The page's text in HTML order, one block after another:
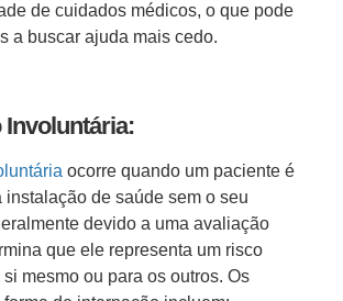
de cuidados médicos, o que pode
a buscar ajuda mais cedo.
Involuntária:
ocorre quando um paciente é
instalação de saúde sem o seu
devido a uma avaliação
que ele representa um risco
mesmo ou para os outros. Os